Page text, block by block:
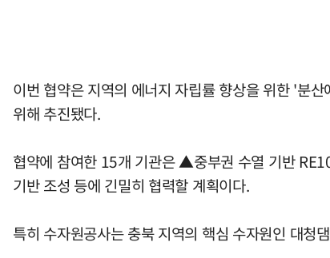
이번 협약은 지역의 에너지 자립률 향상을 위한 '분
위해 추진됐다.
협약에 참여한 15개 기관은 ▲중부권 수열 기반
기반 조성 등에 긴밀히 협력할 계획이다.
특히 수자원공사는 충북 지역의 핵심 수자원인 대청